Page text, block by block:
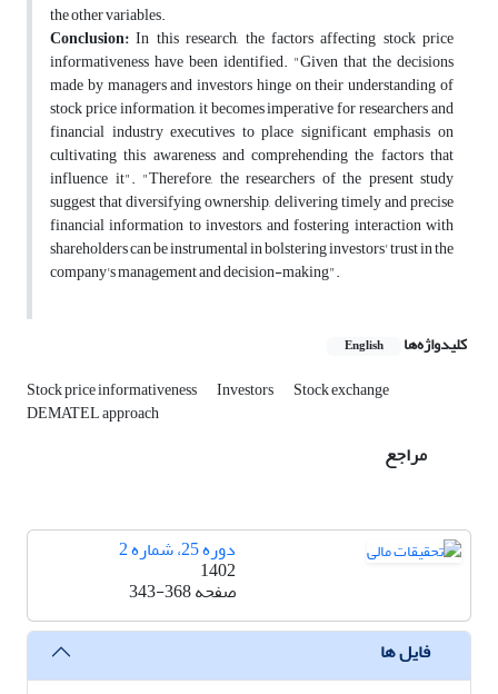
the other variables.
Conclusion: In this research, the factors affecting stock price
informativeness have been identified. "Given that the decisions
made by managers and investors hinge on their understanding of
stock price information, it becomes imperative for researchers and
financial industry executives to place significant emphasis on
cultivating this awareness and comprehending the factors that
influence it". "Therefore, the researchers of the present study
suggest that diversifying ownership, delivering timely and precise
financial information to investors, and fostering interaction with
shareholders can be instrumental in bolstering investors' trust in the
company's management and decision-making".
کلیدواژه‌ها English
Stock price informativeness Investors Stock exchange
DEMATEL approach
مراجع
دوره 25، شماره 2
1402
صفحه343-368
فایل ها